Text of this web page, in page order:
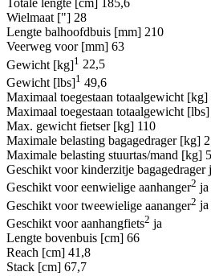
Totale lengte [cm] 185,6
Wielmaat ["] 28
Lengte balhoofdbuis [mm] 210
Veerweg voor [mm] 63
Gewicht [kg]1 22,5
Gewicht [lbs]1 49,6
Maximaal toegestaan totaalgewicht [kg]
Maximaal toegestaan totaalgewicht [lbs]
Max. gewicht fietser [kg] 110
Maximale belasting bagagedrager [kg]
Maximale belasting stuurtas/mand [kg] 5
Geschikt voor kinderzitje bagagedrager
Geschikt voor eenwielige aanhanger2 ja
Geschikt voor tweewielige aananger2 ja
Geschikt voor aanhangfiets2 ja
Lengte bovenbuis [cm] 66
Reach [cm] 41,8
Stack [cm] 67,7